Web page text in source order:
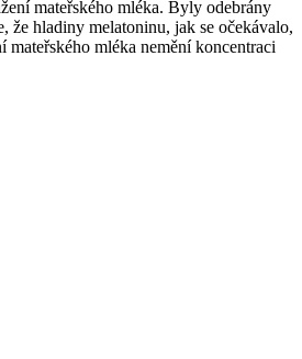
mateřského mléka. Byly odebrány
že hladiny melatoninu, jak se očekávalo,
mléka nemění koncentraci